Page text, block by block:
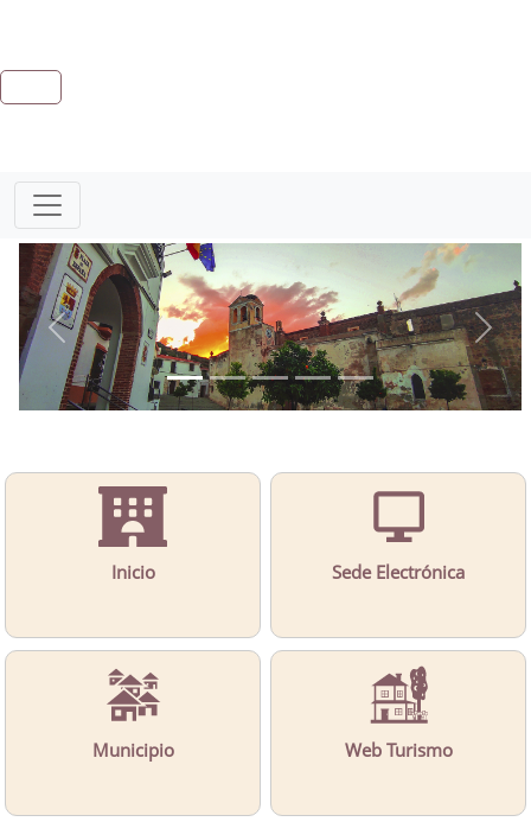
Inicio Sede Electrónica
Municipio Web Turismo